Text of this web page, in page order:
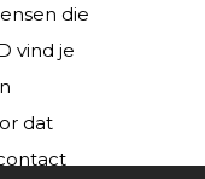
die
vind je
dat